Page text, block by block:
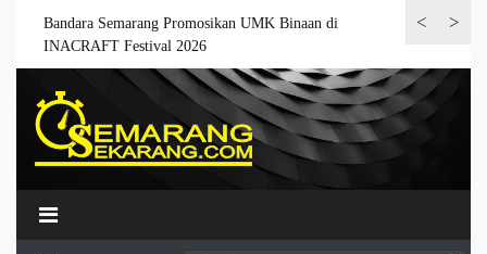
<
Bandara Semarang Promosikan UMK Binaan di
INACRAFT Festival 2026
Bandara>